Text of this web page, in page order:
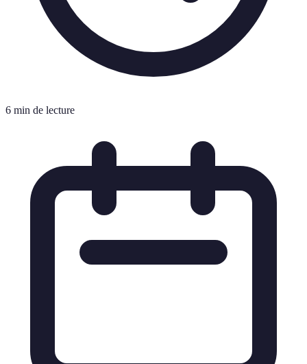
6 min de lecture